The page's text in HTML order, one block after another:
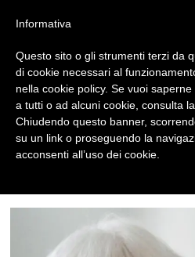
News
Scoperto un
noir di Harper
REDAZIONE
Informativa
Questo sito o gli strumenti terzi da
di cookie necessari al
nella cookie policy. Se vuoi
a tutti o ad alcuni cookie, consulta la
Chiudendo questo banner,
su un link o proseguendo la
acconsenti all’uso dei cookie.